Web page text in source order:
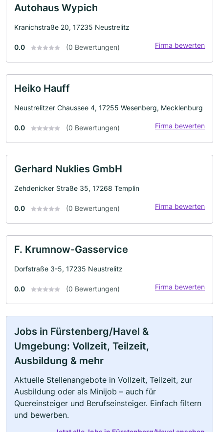
Autohaus Wypich
Kranichstraße 20, 17235 Neustrelitz
0.0 (0 Bewertungen) Firma bewerten
Heiko Hauff
Neustrelitzer Chaussee 4, 17255 Wesenberg, Mecklenburg
0.0 (0 Bewertungen) Firma bewerten
Gerhard Nuklies GmbH
Zehdenicker Straße 35, 17268 Templin
0.0 (0 Bewertungen) Firma bewerten
F. Krumnow-Gasservice
Dorfstraße 3-5, 17235 Neustrelitz
0.0 (0 Bewertungen) Firma bewerten
Jobs in Fürstenberg/Havel &
Umgebung: Vollzeit, Teilzeit,
Ausbildung & mehr
Aktuelle Stellenangebote in Vollzeit, Teilzeit, zur
Ausbildung oder als Minijob – auch für
Quereinsteiger und Berufseinsteiger. Einfach filtern
und bewerben.